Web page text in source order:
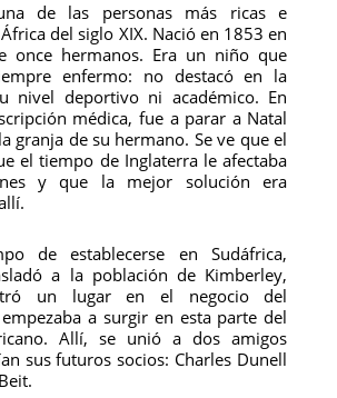
de las personas más ricas e
del siglo XIX. Nació en 1853 en
once hermanos. Era un niño que
enfermo: no destacó en la
nivel deportivo ni académico. En
médica, fue a parar a Natal
granja de su hermano. Se ve que el
el tiempo de Inglaterra le afectaba
y que la mejor solución era
de establecerse en Sudáfrica,
a la población de Kimberley,
un lugar en el negocio del
a surgir en esta parte del
Allí, se unió a dos amigos
sus futuros socios: Charles Dunell